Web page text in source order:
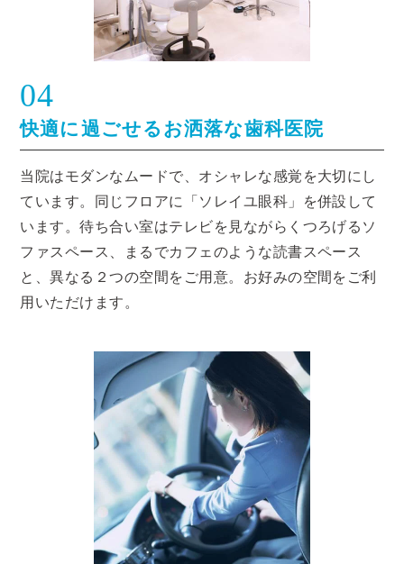
04
快適に過ごせるお洒落な歯科医院
当院はモダンなムードで、オシャレな感覚を大切にし
ています。同じフロアに「ソレイユ眼科」を併設して
います。待ち合い室はテレビを見ながらくつろげるソ
ファスペース、まるでカフェのような読書スペース
と、異なる２つの空間をご用意。お好みの空間をご利
用いただけます。